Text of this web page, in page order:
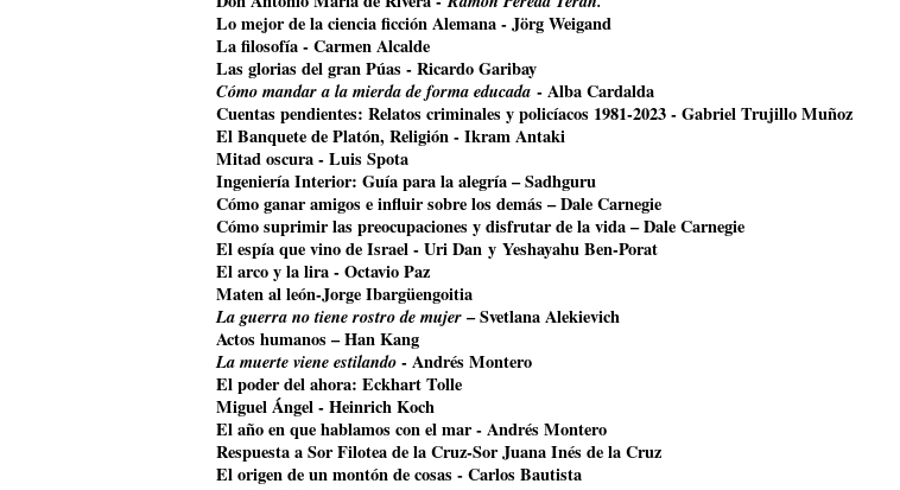
Lo mejor de la ciencia ficción Alemana - Jörg Weigand
La filosofía - Carmen Alcalde
Las glorias del gran Púas - Ricardo Garibay
Cómo mandar a la mierda de forma educada - Alba Cardalda
Cuentas pendientes: Relatos criminales y policíacos 1981-2023 - Gabriel Trujillo Muñoz
El Banquete de Platón, Religión - Ikram Antaki
Mitad oscura - Luis Spota
Ingeniería Interior: Guía para la alegría – Sadhguru
Cómo ganar amigos e influir sobre los demás – Dale Carnegie
Cómo suprimir las preocupaciones y disfrutar de la vida – Dale Carnegie
El espía que vino de Israel - Uri Dan y Yeshayahu Ben-Porat
El arco y la lira - Octavio Paz
Maten al león-Jorge Ibargüengoitia
La guerra no tiene rostro de mujer– Svetlana Alekievich
Actos humanos – Han Kang
La muerte viene estilando- Andrés Montero
El poder del ahora: Eckhart Tolle
Miguel Ángel - Heinrich Koch
El año en que hablamos con el mar - Andrés Montero
Respuesta a Sor Filotea de la Cruz-Sor Juana Inés de la Cruz
El origen de un montón de cosas - Carlos Bautista